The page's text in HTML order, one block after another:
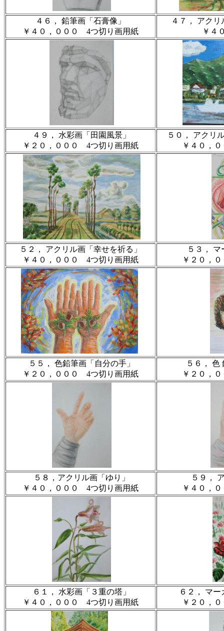
４６， 鉛筆画「石膏像」
￥４０，０００ 4つ切り画用紙
４７， アク
￥４
４９， 水彩画「田園風景」
￥２０，０００ 4つ切り画用紙
５０， アクリ
￥４０，
５２， アクリル画「幸せを祈る」
￥４０，０００ 4つ切り画用紙
５３，
￥２０，
５５， 色鉛筆画「自分の手」
￥２０，０００ 4つ切り画用紙
５６， 色
￥２０，
５８，アクリル画「ゆり」
￥４０，０００ 4つ切り画用紙
５９，
￥４０，
６１， 水彩画「３重の塔」
￥４０，０００ 4つ切り画用紙
６２， マ
￥２０，